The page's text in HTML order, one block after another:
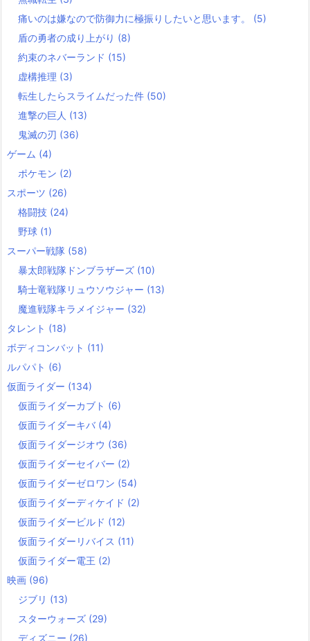
痛いのは嫌なので防御力に極振りしたいと思います。 (5)
盾の勇者の成り上がり (8)
約束のネバーランド (15)
虚構推理 (3)
転生したらスライムだった件 (50)
進撃の巨人 (13)
鬼滅の刃 (36)
ゲーム (4)
ポケモン (2)
スポーツ (26)
格闘技 (24)
野球 (1)
スーパー戦隊 (58)
暴太郎戦隊ドンブラザーズ (10)
騎士竜戦隊リュウソウジャー (13)
魔進戦隊キラメイジャー (32)
タレント (18)
ボディコンバット (11)
ルパパト (6)
仮面ライダー (134)
仮面ライダーカブト (6)
仮面ライダーキバ (4)
仮面ライダージオウ (36)
仮面ライダーセイバー (2)
仮面ライダーゼロワン (54)
仮面ライダーディケイド (2)
仮面ライダービルド (12)
仮面ライダーリバイス (11)
仮面ライダー電王 (2)
映画 (96)
ジブリ (13)
スターウォーズ (29)
ディズニー (26)